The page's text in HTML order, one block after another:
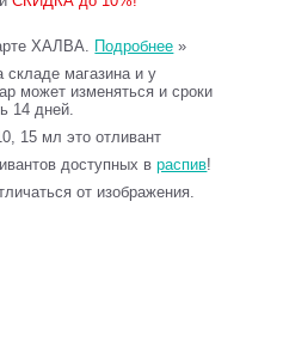
ХАЛВА. Подробнее »
складе магазина и у
может изменяться и сроки
14 дней.
15 мл это отливант
доступных враспив!
от изображения.